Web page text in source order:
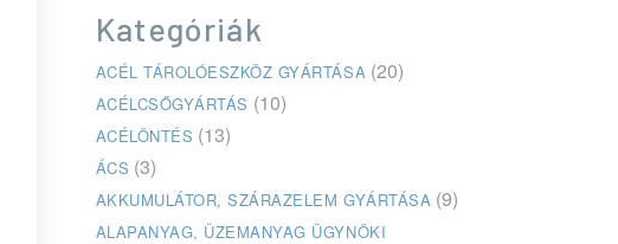
Kategóriák
ACÉL TÁROLÓESZKÖZ GYÁRTÁSA (20)
ACÉLCSŐGYÁRTÁS (10)
ACÉLÖNTÉS (13)
ÁCS (3)
AKKUMULÁTOR, SZÁRAZELEM GYÁRTÁSA (9)
ALAPANYAG, ÜZEMANYAG ÜGYNÖKI